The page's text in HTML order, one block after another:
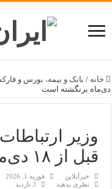
خانه / بانک و بیمه، بورس و
دی‌ماه برنگشته است
وزیر
قبل از ۱۸ دی‌ماه برنگشته است
خبرآنلاین فوریه 1, 2026
نظری بدهید
3 بازدید